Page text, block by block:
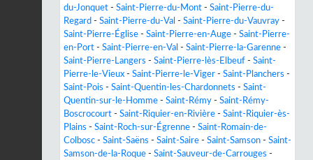
du-Jonquet - Saint-Pierre-du-Mont - Saint-Pierre-du-
Regard - Saint-Pierre-du-Val - Saint-Pierre-du-Vauvray -
Saint-Pierre-Église - Saint-Pierre-en-Auge - Saint-Pierre-
en-Port - Saint-Pierre-en-Val - Saint-Pierre-la-Garenne -
Saint-Pierre-Langers - Saint-Pierre-lès-Elbeuf - Saint-
Pierre-le-Vieux - Saint-Pierre-le-Viger - Saint-Planchers -
Saint-Pois - Saint-Quentin-les-Chardonnets - Saint-
Quentin-sur-le-Homme - Saint-Rémy - Saint-Rémy-
Boscrocourt - Saint-Riquier-en-Rivière - Saint-Riquier-ès-
Plains - Saint-Roch-sur-Égrenne - Saint-Romain-de-
Colbosc - Saint-Saëns - Saint-Saire - Saint-Samson - Saint-
Samson-de-la-Roque - Saint-Sauveur-de-Carrouges -